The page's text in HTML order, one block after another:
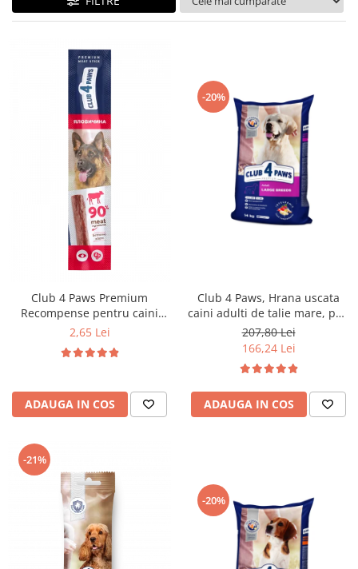
Club 4 Paws Premium
Recompense pentru caini
stick cu vita, 12g
2,65 Lei
ADAUGA IN COS
-20%
Club 4 Paws, Hrana uscata
caini adulti de talie mare, pui,
14kg
207,80 Lei
166,24 Lei
ADAUGA IN COS
-21%
-20%